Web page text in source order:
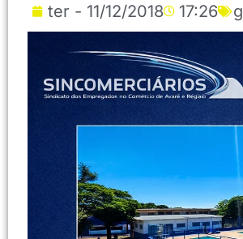
ter - 11/12/2018 17:26